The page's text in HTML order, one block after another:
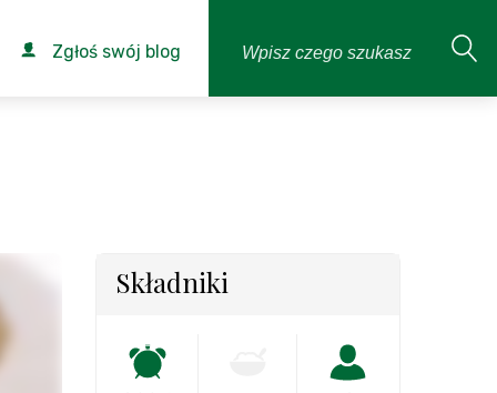
Zgłoś swój blog
Składniki